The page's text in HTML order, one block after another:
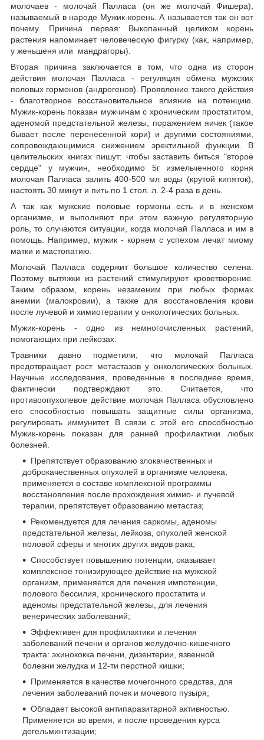
молочаев - молочай Палласа (он же молочай Фишера),
называемый в народе Мужик-корень. А называется так он вот
почему. Причина первая: Выкопанный целиком корень
растения напоминает человеческую фигурку (как, например,
у женьшеня или мандрагоры).
Вторая причина заключается в том, что одна из сторон
действия молочая Палласа - регуляция обмена мужских
половых гормонов (андрогенов). Проявление такого действия
- благотворное восстановительное влияние на потенцию.
Мужик-корень показан мужчинам с хроническим простатитом,
аденомой предстательной железы, поражением яичек (такое
бывает после перенесенной кори) и другими состояниями,
сопровождающимися снижением эректильной функции. В
целительских книгах пишут: чтобы заставить биться "второе
сердце" у мужчин, необходимо 5г измельченного корня
молочая Палласа залить 400-500 мл воды (крутой кипяток),
настоять 30 минут и пить по 1 стол. л. 2-4 раза в день.
А так как мужские половые гормоны есть и в женском
организме, и выполняют при этом важную регуляторную
роль, то случаются ситуации, когда молочай Палласа и им в
помощь. Например, мужик - корнем с успехом лечат миому
матки и мастопатию.
Молочай Палласа содержит большое количество селена.
Поэтому вытяжки из растений стимулируют кроветворение.
Таким образом, корень незаменим при любых формах
анемии (малокровии), а также для восстановления крови
после лучевой и химиотерапии у онкологических больных.
Мужик-корень - одно из немногочисленных растений,
помогающих при лейкозах.
Травники давно подметили, что молочай Палласа
предотвращает рост метастазов у онкологических больных.
Научные исследования, проведенные в последнее время,
фактически подтверждают это. Считается, что
противоопухолевое действие молочая Палласа обусловлено
его способностью повышать защитные силы организма,
регулировать иммунитет. В связи с этой его способностью
Мужик-корень показан для ранней профилактики любых
болезней.
Препятствует образованию злокачественных и
доброкачественных опухолей в организме человека,
применяется в составе комплексной программы
восстановления после прохождения химио- и лучевой
терапии, препятствует образованию метастаз;
Рекомендуется для лечения саркомы, аденомы
предстательной железы, лейкоза, опухолей женской
половой сферы и многих других видов рака;
Способствует повышению потенции, оказывает
комплексное тонизирующее действие на мужской
организм, применяется для лечения импотенции,
полового бессилия, хронического простатита и
аденомы предстательной железы, для лечения
венерических заболеваний;
Эффективен для профилактики и лечения
заболеваний печени и органов желудочно-кишечного
тракта: эхинококка печени, дизентерии, язвенной
болезни желудка и 12-ти перстной кишки;
Применяется в качестве мочегонного средства, для
лечения заболеваний почек и мочевого пузыря;
Обладает высокой антипаразитарной активностью.
Применяется во время, и после проведения курса
дегельминтизации;